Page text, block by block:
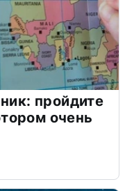
пройдите
очень